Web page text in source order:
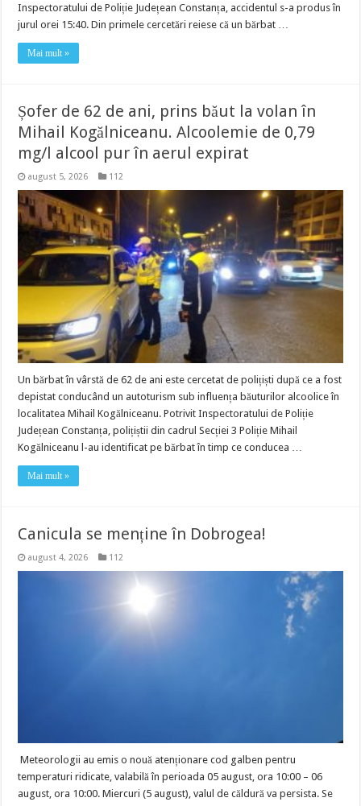
Inspectoratului de Poliție Județean Constanța, accidentul s-a produs în
jurul orei 15:40. Din primele cercetări reiese că un bărbat …
Mai mult »
Șofer de 62 de ani, prins băut la volan în
Mihail Kogălniceanu. Alcoolemie de 0,79
mg/l alcool pur în aerul expirat
august 5, 2026 112
Un bărbat în vârstă de 62 de ani este cercetat de polițiști după ce a fost
depistat conducând un autoturism sub influența băuturilor alcoolice în
localitatea Mihail Kogălniceanu. Potrivit Inspectoratului de Poliție
Județean Constanța, polițiștii din cadrul Secției 3 Poliție Mihail
Kogălniceanu l-au identificat pe bărbat în timp ce conducea …
Mai mult »
Canicula se menține în Dobrogea!
august 4, 2026 112
Meteorologii au emis o nouă atenționare cod galben pentru
temperaturi ridicate, valabilă în perioada 05 august, ora 10:00 – 06
august, ora 10:00. Miercuri (5 august), valul de căldură va persista. Se